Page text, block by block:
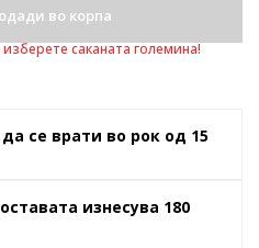
во корпа
саканата големина!
се врати во рок од 15
изнесува 180